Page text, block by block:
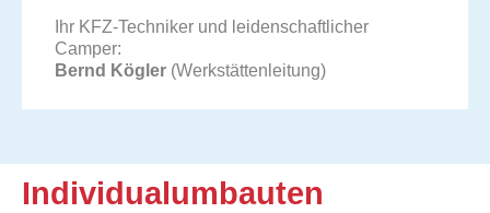
Ihr KFZ-Techniker und leidenschaftlicher
Camper:
Bernd Kögler (Werkstättenleitung)
Individualumbauten